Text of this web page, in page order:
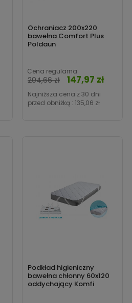
Ochraniacz 200x220
bawełna Comfort Plus
Poldaun
Cena regularna
204,66 zł Cena
147,97 zł
Najniższa cena z 30 dni
przed obniżką : 135,06 zł
Podkład higieniczny
bawełna chłonny 60x120
oddychający Komfi